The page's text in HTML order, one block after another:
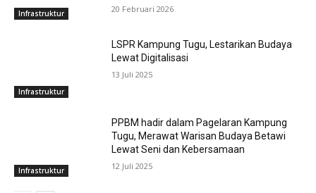
Infrastruktur 20 Februari 2026
Infrastruktur
LSPR Kampung Tugu, Lestarikan Budaya
Lewat Digitalisasi
13 Juli 2025
Infrastruktur
PPBM hadir dalam Pagelaran Kampung
Tugu, Merawat Warisan Budaya Betawi
Lewat Seni dan Kebersamaan
12 Juli 2025